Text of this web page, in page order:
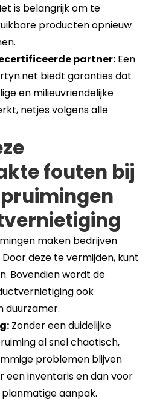
is belangrijk om te
producten opnieuw
partner: Een
biedt garanties dat
en milieuvriendelijke
netjes volgens alle
fouten bij
maken bedrijven
deze te vermijden, kunt
Bovendien wordt de
ook
duurzamer.
Zonder een duidelijke
al snel chaotisch,
problemen blijven
een inventaris en dan voor
aanpak.